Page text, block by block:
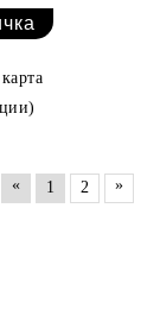
« 1 2 »